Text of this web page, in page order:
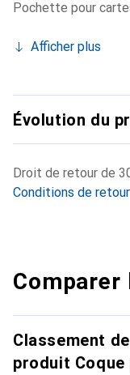
Pochette pour
Afficher plus
Évolution du
Droit de retour de
Conditions de retour
Classement
produit